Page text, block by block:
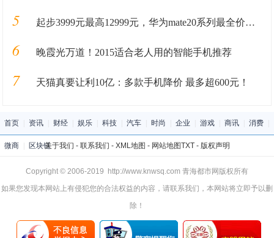
5 起步3999元最高12999元，华为mate20系列最全价格奉上
6 晚霞光万道！2015适合老人用的智能手机推荐
7 天猫真要让利10亿：多款手机降价 最多超600元！
首页 资讯 财经 娱乐 科技 汽车 时尚 企业 游戏 商讯 消费
微商 区块链关于我们 - 联系我们 - XML地图 - 网站地图TXT- 版权声明
Copyright © 2006-2019 http://www.knwsq.com 青海都市网版权所有
如果您发现本网站上有侵犯您的合法权益的内容，请联系我们，本网站将立即予以删
除！